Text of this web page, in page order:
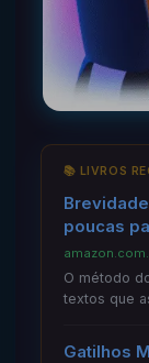
📚 LIVROS
poucas
O método
textos que
Gatilhos